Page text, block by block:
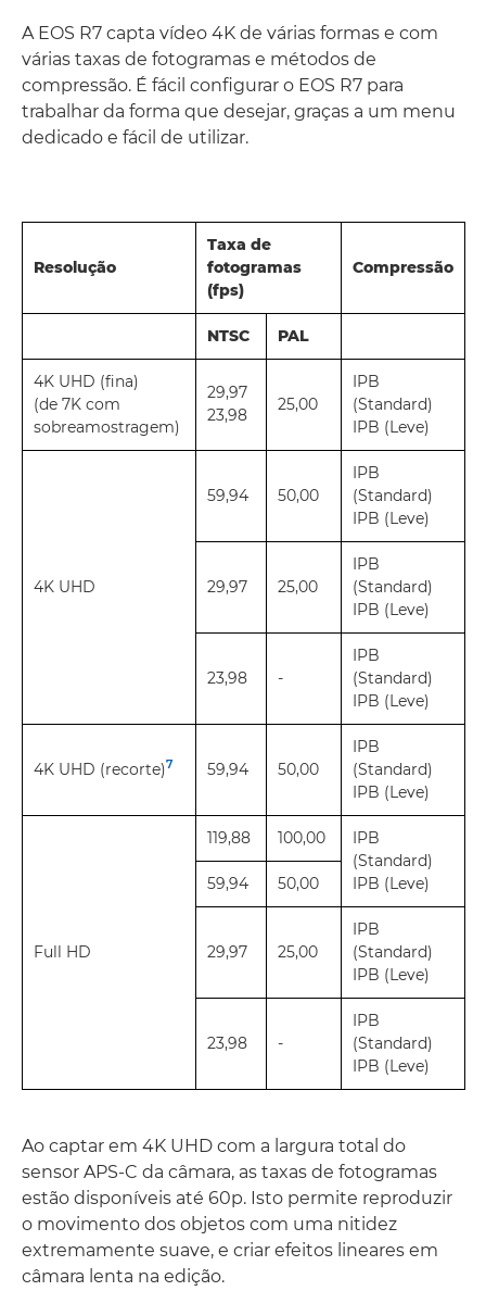
A EOS R7 capta vídeo 4K de várias formas e com
várias taxas de fotogramas e métodos de
compressão. É fácil configurar o EOS R7 para
trabalhar da forma que desejar, graças a um menu
dedicado e fácil de utilizar.
Resolução
Taxa de
fotogramas
(fps)
Compressão
NTSC PAL
4K UHD (fina)
(de 7K com
sobreamostragem)
29,97
23,98
25,00
IPB
(Standard)
IPB (Leve)
4K UHD
59,94 50,00
IPB
(Standard)
IPB (Leve)
29,97 25,00
IPB
(Standard)
IPB (Leve)
23,98 -
IPB
(Standard)
IPB (Leve)
4K UHD (recorte)7 59,94 50,00
IPB
(Standard)
IPB (Leve)
Full HD
119,88 100,00
IPB
(Standard)
IPB (Leve)
59,94 50,00
29,97 25,00
IPB
(Standard)
IPB (Leve)
23,98 -
IPB
(Standard)
IPB (Leve)
Ao captar em 4K UHD com a largura total do
sensor APS-C da câmara, as taxas de fotogramas
estão disponíveis até 60p. Isto permite reproduzir
o movimento dos objetos com uma nitidez
extremamente suave, e criar efeitos lineares em
câmara lenta na edição.